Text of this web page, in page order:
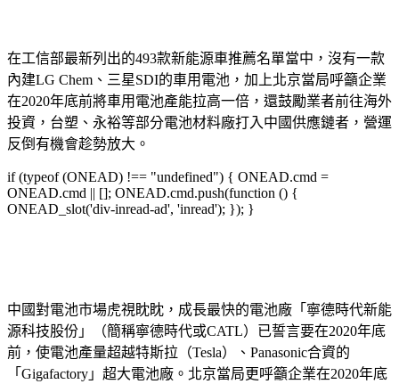
在工信部最新列出的493款新能源車推薦名單當中，沒有一款
內建LG Chem、三星SDI的車用電池，加上北京當局呼籲企業
在2020年底前將車用電池產能拉高一倍，還鼓勵業者前往海外
投資，台塑、永裕等部分電池材料廠打入中國供應鏈者，營運
反倒有機會趁勢放大。
if (typeof (ONEAD) !== "undefined") { ONEAD.cmd =
ONEAD.cmd || []; ONEAD.cmd.push(function () {
ONEAD_slot('div-inread-ad', 'inread'); }); }
中國對電池市場虎視眈眈，成長最快的電池廠「寧德時代新能
源科技股份」（簡稱寧德時代或CATL）已誓言要在2020年底
前，使電池產量超越特斯拉（Tesla）、Panasonic合資的
「Gigafactory」超大電池廠。北京當局更呼籲企業在2020年底